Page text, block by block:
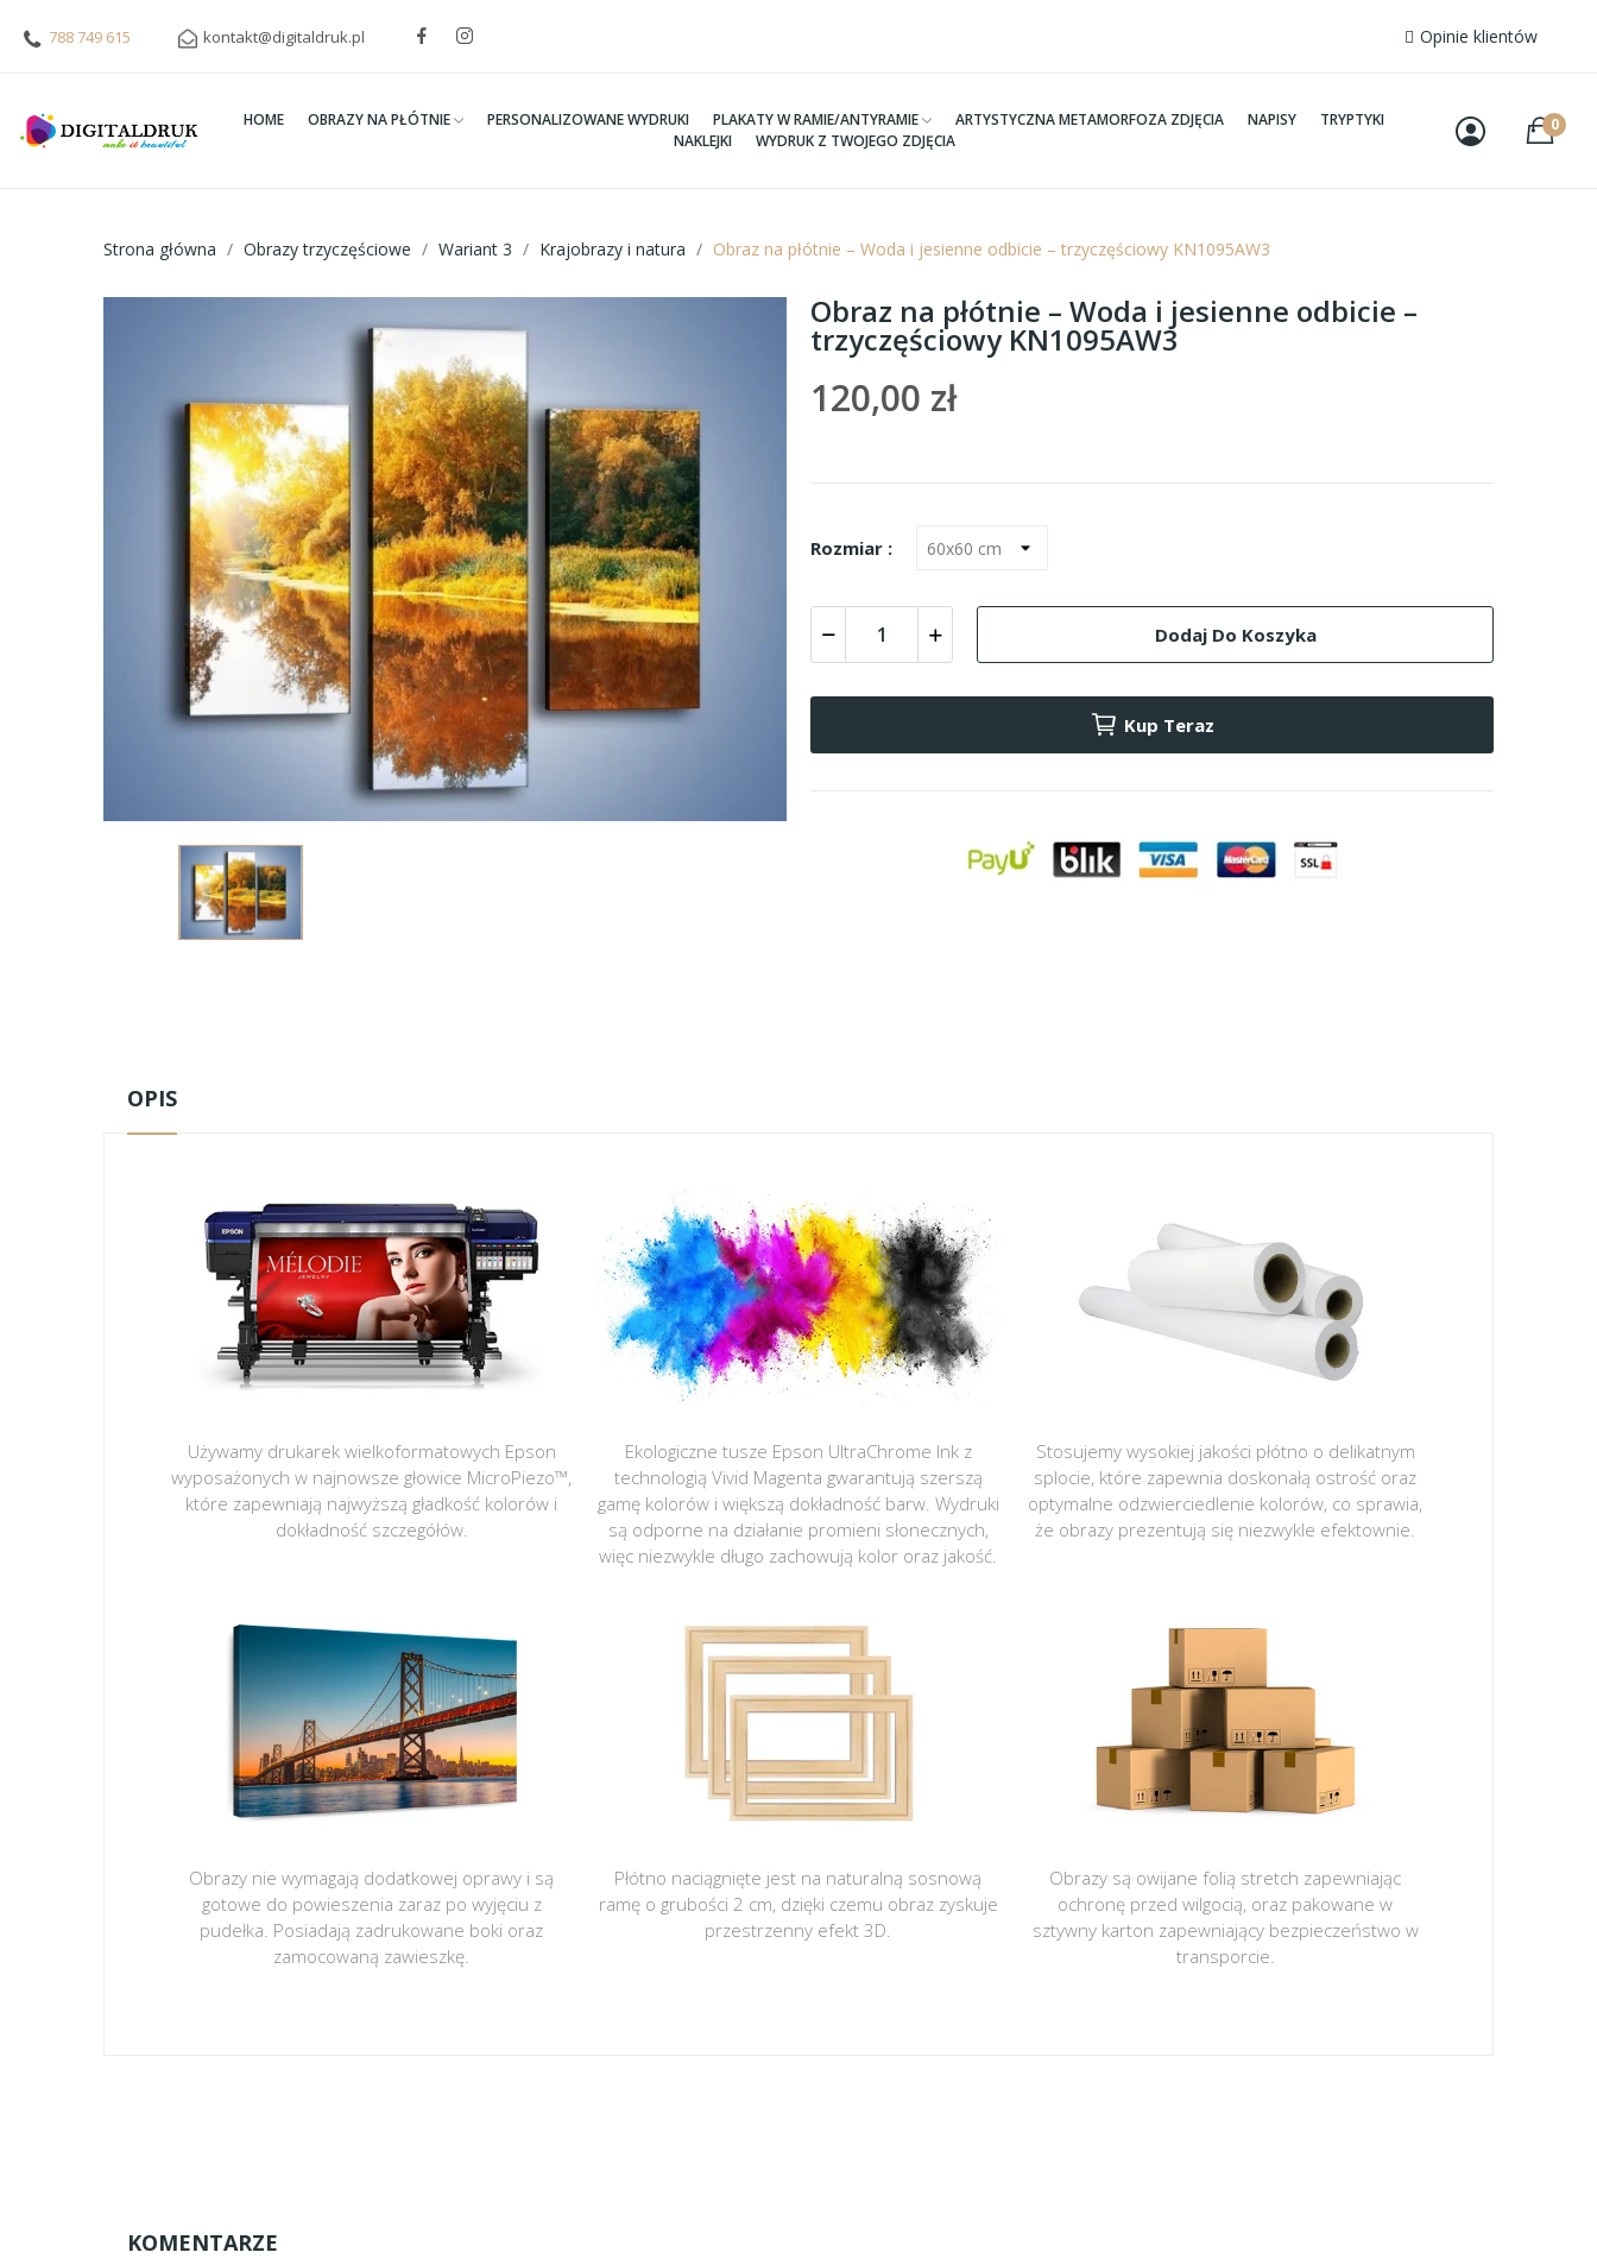
788 749 615 kontakt@digitaldruk.pl Opinie klientów
HOME OBRAZY NA PŁÓTNIE PERSONALIZOWANE WYDRUKI PLAKATY W RAMIE/ANTYRAMIE ARTYSTYCZNA METAMORFOZA ZDJĘCIA NAPISY
TRYPTYKI
NAKLEJKI
WYDRUK Z TWOJEGO ZDJĘCIA
0
Strona główna Obrazy trzyczęściowe Wariant 3 Krajobrazy i natura Obraz na płótnie – Woda i jesienne odbicie – trzyczęściowy KN1095AW3
Obraz na płótnie – Woda i jesienne odbicie –
trzyczęściowy KN1095AW3
120,00 zł
Rozmiar :
Dodaj Do Koszyka
Kup Teraz
OPIS
Używamy drukarek wielkoformatowych Epson
wyposażonych w najnowsze głowice MicroPiezo™,
które zapewniają najwyższą gładkość kolorów i
dokładność szczegółów.
Ekologiczne tusze Epson UltraChrome Ink z
technologią Vivid Magenta gwarantują szerszą
gamę kolorów i większą dokładność barw. Wydruki
są odporne na działanie promieni słonecznych,
więc niezwykle długo zachowują kolor oraz jakość.
Stosujemy wysokiej jakości płótno o delikatnym
splocie, które zapewnia doskonałą ostrość oraz
optymalne odzwierciedlenie kolorów, co sprawia,
że obrazy prezentują się niezwykle efektownie.
Obrazy nie wymagają dodatkowej oprawy i są
gotowe do powieszenia zaraz po wyjęciu z
pudełka. Posiadają zadrukowane boki oraz
zamocowaną zawieszkę.
Płótno naciągnięte jest na naturalną sosnową
ramę o grubości 2 cm, dzięki czemu obraz zyskuje
przestrzenny efekt 3D.
Obrazy są owijane folią stretch zapewniając
ochronę przed wilgocią, oraz pakowane w
sztywny karton zapewniający bezpieczeństwo w
transporcie.
KOMENTARZE